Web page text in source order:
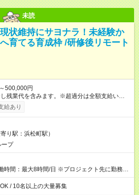
未読
状維持にサヨナラ！未経験か
育てる育成枠 /研修後リモート
500,000円
残業代を含みます。※超過分は全額支給いたし
業代 21,675円／月 みなし残業時間 12時間／月 -
≪経験者の方は以下と
＋交通費＋各種手当 ※固定残業代（30時間/6
含む。超過分は追加支給いたします 能力やス
給を決定。経験者の方は前給考慮も可能で
かり給与で還元しています。 実際にほぼ全員
率は業界高水準の
磨いた分だけ、収入アップも目指せる環境で
給あり
り駅：浜松町駅）
ープ
時間：最大8時間/日 ※プロジェクト先に勤務時
～18時00分 平均残業時間：月10時間以内
/ 10名以上の大量募集